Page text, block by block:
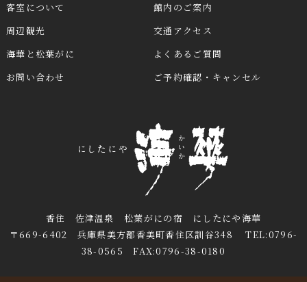
客室について
館内のご案内
周辺観光
交通アクセス
海華と松葉がに
よくあるご質問
お問い合わせ
ご予約確認・キャンセル
香住 佐津温泉 松葉がにの宿 にしたにや海華
〒669-6402 兵庫県美方郡香美町香住区訓谷348 TEL:0796-
38-0565 FAX:0796-38-0180